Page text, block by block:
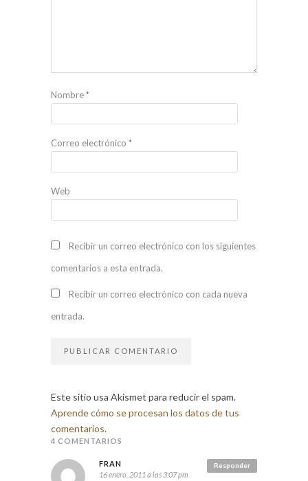
Nombre*
Correo electrónico *
Web
Recibir un correo electrónico con los siguientes
comentarios a esta entrada.
Recibir un correo electrónico con cada nueva
entrada.
Este sitio usa Akismet para reducir el spam.
Aprende cómo se procesan los datos de tus
comentarios.
4 COMENTARIOS
Responder
FRAN
16 enero, 2011 a las 3:07 pm